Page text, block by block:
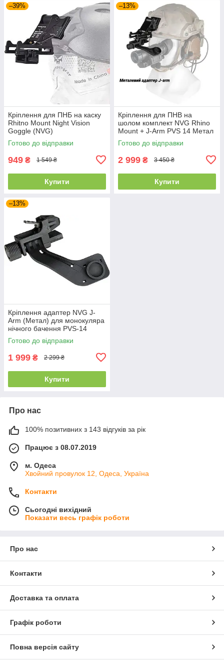
–39%
Кріплення для ПНБ на каску
Rhitno Mount Night Vision
Goggle (NVG)
Готово до відправки
949 ₴ 1 549 ₴
Купити
–13%
Кріплення для ПНВ на
шолом комплект NVG Rhino
Mount + J-Arm PVS 14 Метал
Готово до відправки
2 999 ₴ 3 450 ₴
Купити
–13%
Кріплення адаптер NVG J-
Arm (Метал) для монокуляра
нічного бачення PVS-14
Готово до відправки
1 999 ₴ 2 299 ₴
Купити
Про нас
100% позитивних з 143 відгуків за рік
Працює з 08.07.2019
м. Одеса
Хвойний провулок 12, Одеса, Україна
Контакти
Сьогодні вихідний
Показати весь графік роботи
Про нас
Контакти
Доставка та оплата
Графік роботи
Повна версія сайту